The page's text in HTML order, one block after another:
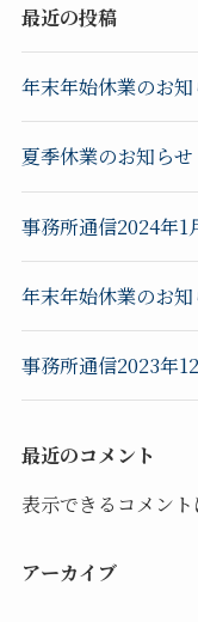
最近の投稿
年末年始休業のお知
夏季休業のお知らせ
事務所通信2024年1
年末年始休業のお知
事務所通信2023年
最近のコメント
表示できるコメント
アーカイブ